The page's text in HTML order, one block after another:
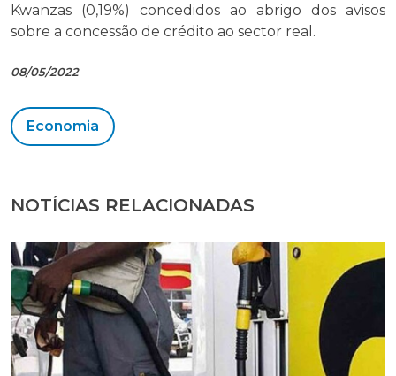
Kwanzas (0,19%) concedidos ao abrigo dos avisos
sobre a concessão de crédito ao sector real.
08/05/2022
Economia
NOTÍCIAS RELACIONADAS